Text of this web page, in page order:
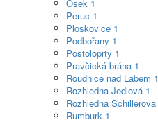
Osek 1
Peruc 1
Ploskovice 1
Podbořany 1
Postoloprty 1
Pravčická brána 1
Roudnice nad Labem 1
Rozhledna Jedlová 1
Rozhledna Schillerova
Rumburk 1